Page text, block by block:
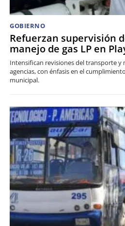
GOBIERNO
Refuerzan supervisión
manejo de gas LP en
Intensifican revisiones del transporte y
agencias, con énfasis en el
municipal.